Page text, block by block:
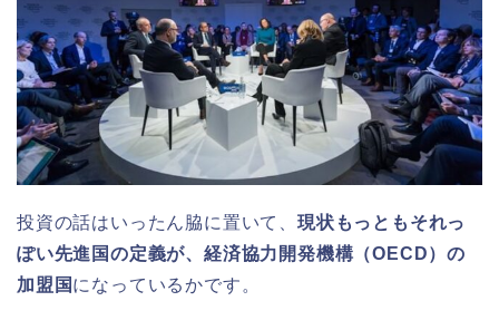
投資の話はいったん脇に置いて、 現状もっともそれっ
ぽい先進国の定義が、経済協力開発機構（OECD）の
加盟国になっているかです。